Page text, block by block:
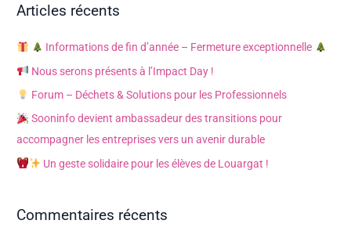
e
e
r
Articles récents
Informations de fin d’année – Fermeture exceptionnelle
Nous serons présents à l’Impact Day !
Forum – Déchets & Solutions pour les Professionnels
Sooninfo devient ambassadeur des transitions pour
accompagner les entreprises vers un avenir durable
Un geste solidaire pour les élèves de Louargat !
Commentaires récents